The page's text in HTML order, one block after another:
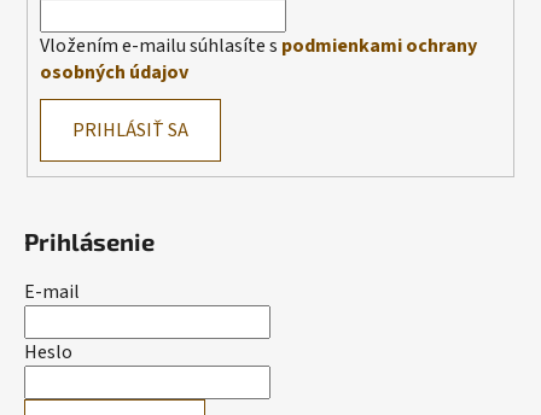
Vložením e-mailu súhlasíte s podmienkami ochrany
osobných údajov
PRIHLÁSIŤ SA
Prihlásenie
E-mail
Heslo